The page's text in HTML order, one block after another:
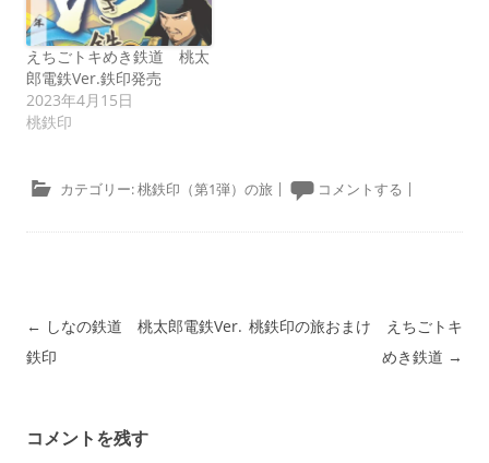
えちごトキめき鉄道 桃太
郎電鉄Ver.鉄印発売
2023年4月15日
桃鉄印
カテゴリー:桃鉄印（第1弾）の旅 | コメントする |
投稿ナビゲーション
← しなの鉄道 桃太郎電鉄Ver.
鉄印
桃鉄印の旅おまけ えちごトキ
めき鉄道 →
コメントを残す